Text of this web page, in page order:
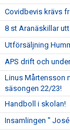
Covidbevis krävs
8 st Aranäskillar
Utförsäljning
APS drift och
Linus Mårtensson
säsongen 22/23!
Handboll i skolan!
Insamlingen "